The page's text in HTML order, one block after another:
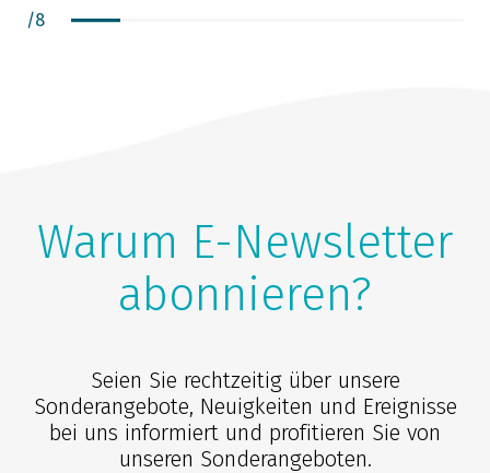
/8
Warum E-Newsletter
abonnieren?
Seien Sie rechtzeitig über unsere
Sonderangebote, Neuigkeiten und Ereignisse
bei uns informiert und profitieren Sie von
unseren Sonderangeboten.